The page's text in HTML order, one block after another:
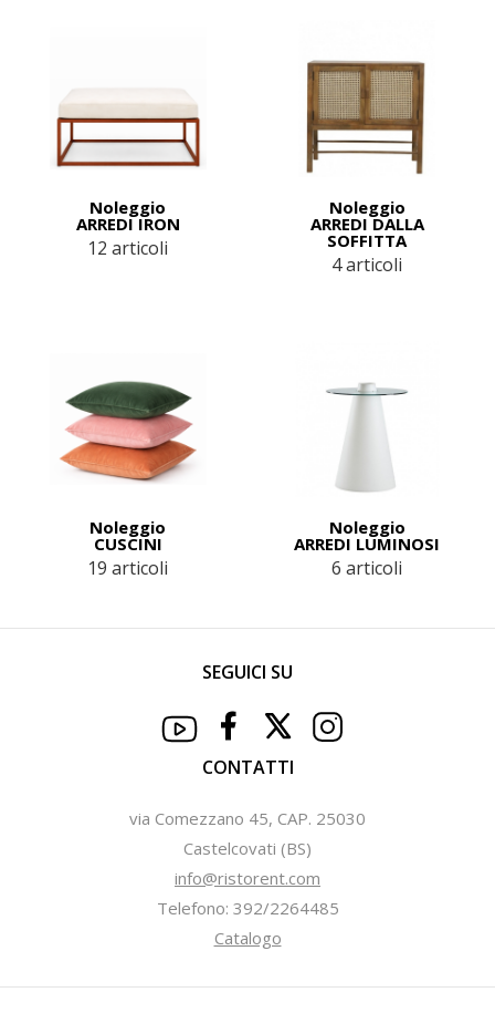
Noleggio
ARREDI IRON
12 articoli
Noleggio
ARREDI DALLA
SOFFITTA
4 articoli
Noleggio
CUSCINI
19 articoli
Noleggio
ARREDI LUMINOSI
6 articoli
SEGUICI SU
CONTATTI
via Comezzano 45, CAP. 25030
Castelcovati (BS)
info@ristorent.com
Telefono: 392/2264485
Catalogo